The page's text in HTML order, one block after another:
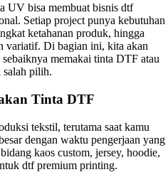
UV bisa membuat bisnis dtf
Setiap project punya kebutuhan
ketahanan produk, hingga
variatif. Di bagian ini, kita akan
memakai tinta DTF atau
pilih.
Tinta DTF
tekstil, terutama saat kamu
dengan waktu pengerjaan yang
kaos custom, jersey, hoodie,
dtf premium printing.